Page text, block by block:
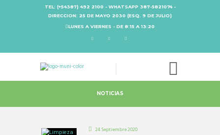
TEL: (+54387) 492 2100 - WHATSAPP 387-5821074 -
DIRECCION: 25 DE MAYO 2030 (ESQ. 9 DE JULIO)
LUNES A VIERNES - DE 8:15 A 13:20
NOTICIAS
24 Septiembre 2020